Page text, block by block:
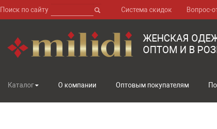
Поиск по сайту Система скидок Вопрос-
ЖЕНСКАЯ
ОПТОМ И В
Каталог О компании Оптовым покупателям